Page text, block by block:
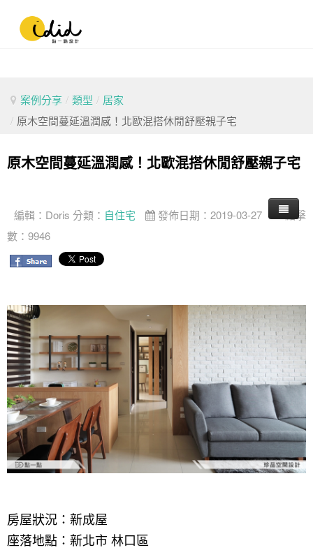
案例分享 / 類型 / 居家
/ 原木空間蔓延溫潤感！北歐混搭休閒舒壓親子宅
原木空間蔓延溫潤感！北歐混搭休閒舒壓親子宅
編輯： Doris 分類： 自住宅 發佈日期：2019-03-27
點擊
數：9946
房屋狀況：新成屋
座落地點：新北市 林口區